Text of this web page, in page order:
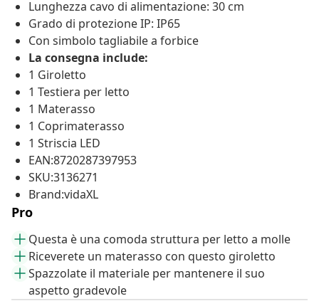
Lunghezza cavo di alimentazione: 30 cm
Grado di protezione IP: IP65
Con simbolo tagliabile a forbice
La consegna include:
1 Giroletto
1 Testiera per letto
1 Materasso
1 Coprimaterasso
1 Striscia LED
EAN:8720287397953
SKU:3136271
Brand:vidaXL
Pro
Questa è una comoda struttura per letto a molle
Riceverete un materasso con questo giroletto
Spazzolate il materiale per mantenere il suo
aspetto gradevole